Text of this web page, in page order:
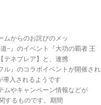
ムからのお詫びのメッ
-』のイベント『大功の覇者 王
テネブレア】と、連携
ル』のコラボイベントが開催され
導入されるようです
ムやキャンペーン情報などが
するものです。期間